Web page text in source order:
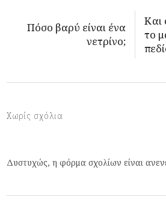
Πόσο βαρύ είναι ένα
νετρίνο;
Και
το
Χωρίς σχόλια
Δυστυχώς, η φόρμα σχολίων είναι